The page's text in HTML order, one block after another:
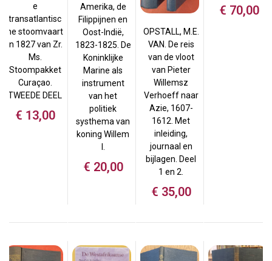
e
transatlantisc
he stoomvaart
in 1827 van Zr.
Ms.
Stoompakket
Curaçao.
TWEEDE DEEL
€ 13,00
Amerika, de
Filippijnen en
Oost-Indië,
1823-1825. De
Koninklijke
Marine als
instrument
van het
politiek
systhema van
koning Willem
I.
€ 20,00
OPSTALL, M.E.
VAN. De reis
van de vloot
van Pieter
Willemsz
Verhoeff naar
Azie, 1607-
1612. Met
inleiding,
journaal en
bijlagen. Deel
1 en 2.
€ 35,00
€ 70,00